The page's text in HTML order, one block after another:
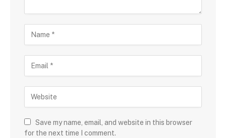
Save my name, email, and website in this browser
for the next time I comment.